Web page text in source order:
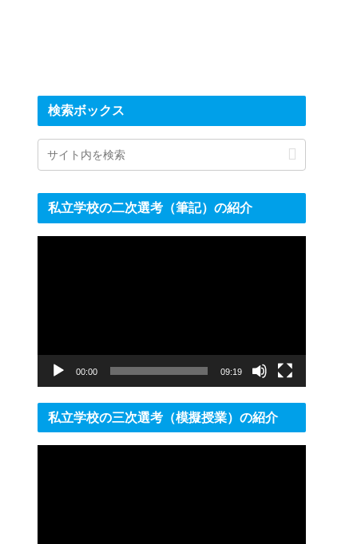
検索ボックス
私立学校の二次選考（筆記）の紹介
00:00 09:19
私立学校の三次選考（模擬授業）の紹介